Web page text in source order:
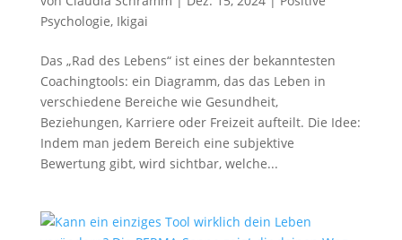
Psychologie, Ikigai
Das „Rad des Lebens“ ist eines der bekanntesten
Coachingtools: ein Diagramm, das das Leben in
verschiedene Bereiche wie Gesundheit,
Beziehungen, Karriere oder Freizeit aufteilt. Die Idee:
Indem man jedem Bereich eine subjektive
Bewertung gibt, wird sichtbar, welche...